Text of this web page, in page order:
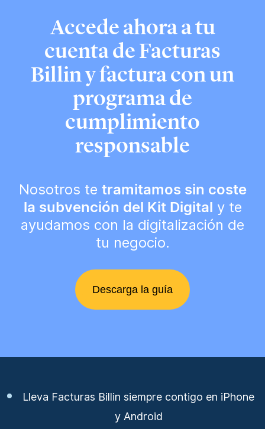
Accede ahora a tu
cuenta de Facturas
Billin y factura con un
programa de
cumplimiento
responsable
Nosotros te tramitamos sin coste
la subvención del Kit Digital y te
ayudamos con la digitalización de
tu negocio.
Descarga la guía
Lleva Facturas Billin siempre contigo en iPhone
y Android